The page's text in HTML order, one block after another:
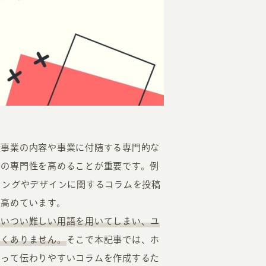
のホームページ制作
イアント専属チームによる戦略会議
専門のライターがすべての原稿を執筆
バージョン率・UI/UXを高めるデザイン
かつ正しい方法のSEO対策
ゆる閲覧環境を想定した レスポンシブデザイン
業の内容や事業に付随する専門的な
専門性を高めることが重要です。例
グやデザインに関するコラムを投稿
めています。
つい難しい用語を用いてしまい、ユ
ありません。そこで本記事では、ホ
て伝わりやすいコラムを作成するた